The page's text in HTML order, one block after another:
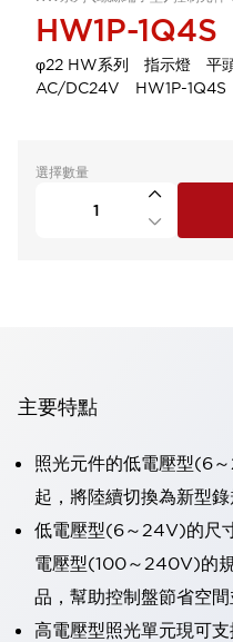
HW1P-1Q4S
φ22 HW系列 指示燈 平
AC/DC24V HW1P-1Q4S
選擇數量
主要特點
照光元件的低電壓型(6
起，將陸續切換為新型錄
低電壓型(6～24V)的尺
電壓型(100～240V)的
品，幫助控制盤節省空間
高電壓型照光單元現可